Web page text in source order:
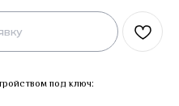
под ключ: